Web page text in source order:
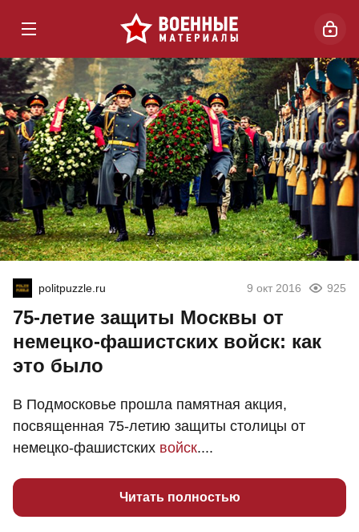
politpuzzle.ru 9 окт 2016 925
75-летие защиты Москвы от
немецко-фашистских войск: как
это было
В Подмосковье прошла памятная акция,
посвященная 75-летию защиты столицы от
немецко-фашистских войск....
Читать полностью